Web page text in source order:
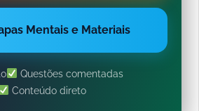
Mentais e Materiais
Questões comentadas
Conteúdo direto